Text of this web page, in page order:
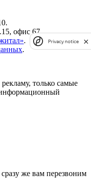
офис 67.
.
.
только самые
же вам перезвоним
Privacy notice